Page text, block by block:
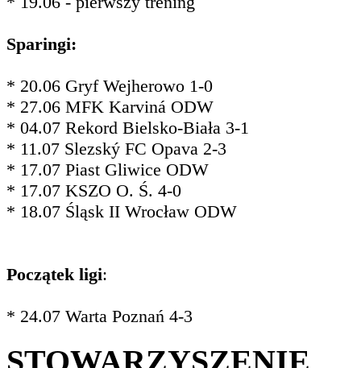
Sparingi:
* 20.06 Gryf Wejherowo 1-0
* 27.06 MFK Karviná ODW
* 04.07 Rekord Bielsko-Biała 3-1
* 11.07 Slezský FC Opava 2-3
* 17.07 Piast Gliwice ODW
* 17.07 KSZO O. Ś. 4-0
* 18.07 Śląsk II Wrocław ODW
Początek ligi:
* 24.07 Warta Poznań 4-3